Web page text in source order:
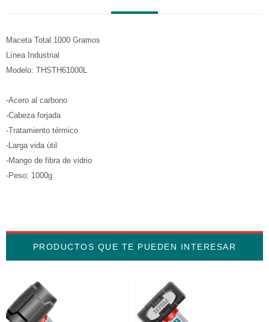
Maceta Total 1000 Gramos
Línea Industrial
Modelo: THSTH61000L
-Acero al carbono
-Cabeza forjada
-Tratamiento térmico
-Larga vida útil
-Mango de fibra de vidrio
-Peso: 1000g
PRODUCTOS QUE TE PUEDEN INTERESAR